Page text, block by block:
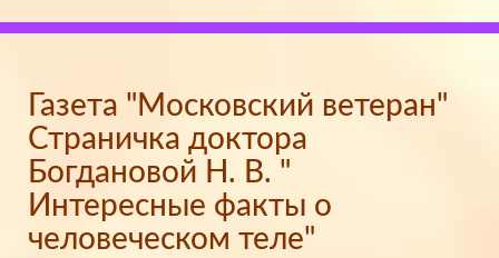
Газета "Московский ветеран"
Страничка доктора
Богдановой Н. В. "
Интересные факты о
человеческом теле"